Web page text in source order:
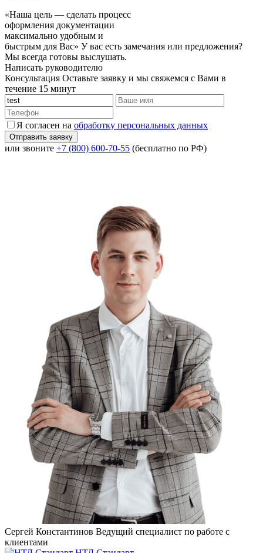
«Наша цель — сделать процесс
оформления документации
максимально удобным и
быстрым для Вас» У вас есть замечания или предложения?
Мы всегда готовы выслушать.
Написать руководителю
Консультация Оставьте заявку и мы свяжемся с Вами в
течение 15 минут
Я согласен на обработку персональных данных
или звоните +7 (800) 600-70-55 (бесплатно по РФ)
Сергей Константинов Ведущий специалист по работе с
клиентами